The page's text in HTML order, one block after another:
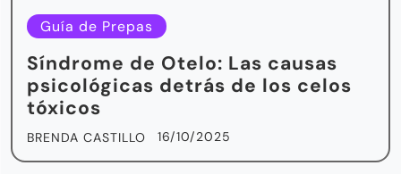
Guía de Prepas
Síndrome de Otelo: Las causas
psicológicas detrás de los celos
tóxicos
BRENDA CASTILLO 16/10/2025